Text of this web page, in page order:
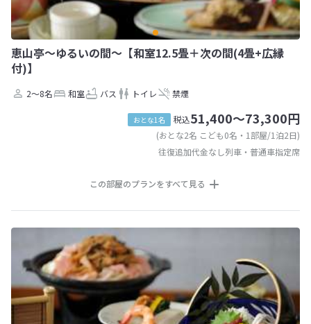
恵山亭〜ゆるいの間〜【和室12.5畳＋次の間(4畳+広縁
付)】
2～8名 和室 バス トイレ 禁煙
おとな1名 税込51,400～73,300円
(おとな2名 こども0名・1部屋/1泊2日)
往復追加代金なし列車・普通車指定席
この部屋のプランをすべて見る